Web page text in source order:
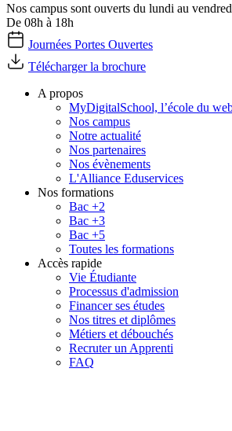
Nos campus sont ouverts du lundi au
De 08h à 18h
Journées Portes Ouvertes
Télécharger la brochure
A propos
MyDigitalSchool, l’école du
Nos campus
Notre actualité
Nos partenaires
Nos évènements
L'Alliance Eduservices
Nos formations
Bac +2
Bac +3
Bac +5
Toutes les formations
Accès rapide
Vie Étudiante
Processus d'admission
Financer ses études
Nos titres et diplômes
Métiers et débouchés
Recruter un Apprenti
FAQ